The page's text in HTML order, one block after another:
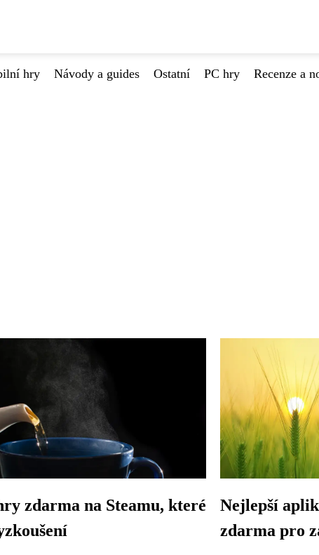
hry Návody a guides Ostatní PC hry Recenze a
zdarma na Steamu, které
Nejlepší
zdarma pro